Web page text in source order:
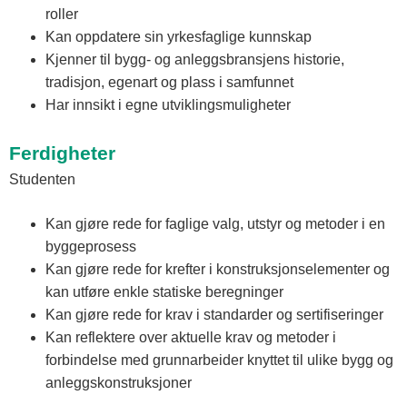
roller
Kan oppdatere sin yrkesfaglige kunnskap
Kjenner til bygg- og anleggsbransjens historie,
tradisjon, egenart og plass i samfunnet
Har innsikt i egne utviklingsmuligheter
Ferdigheter
Studenten
Kan gjøre rede for faglige valg, utstyr og metoder i en
byggeprosess
Kan gjøre rede for krefter i konstruksjonselementer og
kan utføre enkle statiske beregninger
Kan gjøre rede for krav i standarder og sertifiseringer
Kan reflektere over aktuelle krav og metoder i
forbindelse med grunnarbeider knyttet til ulike bygg og
anleggskonstruksjoner